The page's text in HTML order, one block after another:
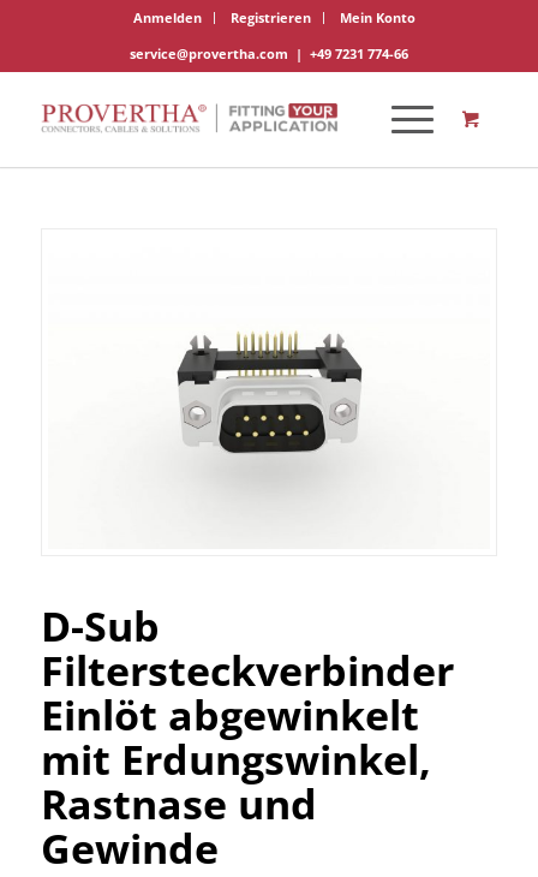
Anmelden Registrieren
Mein Konto
service@provertha.com | +49 7231 774-66
D-Sub
Filtersteckverbinder
Einlöt abgewinkelt
mit Erdungswinkel,
Rastnase und
Gewinde